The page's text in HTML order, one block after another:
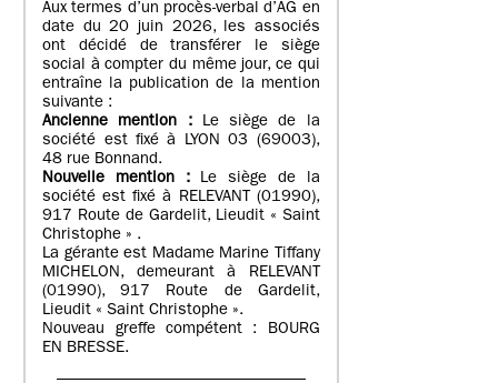
Aux termes d’un procès-verbal d’AG en
date du 20 juin 2026, les associés
ont décidé de transférer le siège
social à compter du même jour, ce qui
entraîne la publication de la mention
suivante :
Ancienne mention : Le siège de la
société est fixé à LYON 03 (69003),
48 rue Bonnand.
Nouvelle mention :
Le siège de la
société est fixé à RELEVANT (01990),
917 Route de Gardelit, Lieudit « Saint
Christophe » .
La gérante est Madame Marine Tiffany
MICHELON, demeurant à RELEVANT
(01990), 917 Route de Gardelit,
Lieudit « Saint Christophe ».
Nouveau greffe compétent : BOURG
EN BRESSE.